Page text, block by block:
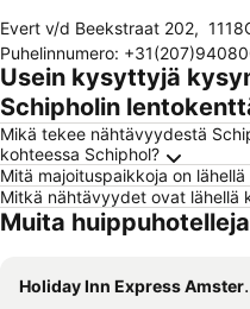
Evert v/d Beekstraat 202,
Puhelinnumero:
Usein kysyttyjä
Schipholin
Mikä tekee nähtävyydestä
kohteessa Schiphol?
Mitä majoituspaikkoja on
Mitkä nähtävyydet ovat lähellä
Muita huippuhotelleja
Holiday Inn Express Amsterdam - North Riverside By Ihg